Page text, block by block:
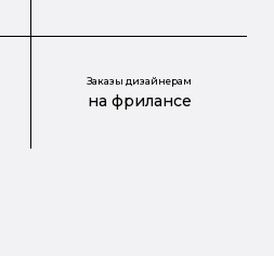
Заказы дизайнерам
на фрилансе